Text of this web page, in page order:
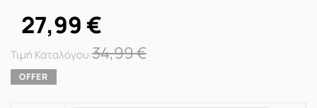
34,99€
27,99 €